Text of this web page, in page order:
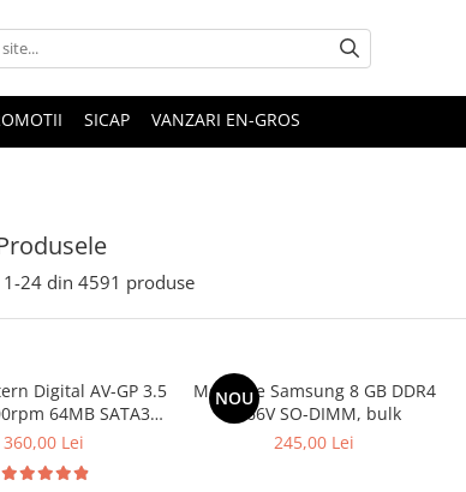
SICAP VANZARI EN-GROS
1-24 din 4591 produse
Digital AV-GP 3.5
64MB SATA3
(WD10EURX)
360,00 Lei
NOU
Memorie Samsung 8 GB DDR4
2666V SO-DIMM, bulk
245,00 Lei